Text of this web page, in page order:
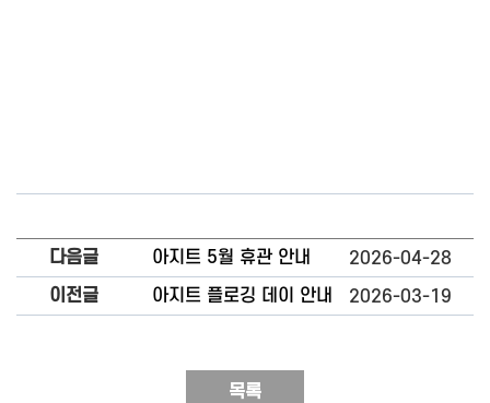
다음글 아지트 5월 휴관 안내
2026-04-28
이전글
아지트 플로깅 데이 안내 2026-03-19
목록